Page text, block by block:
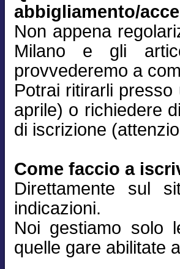
abbigliamento/
Non appena
Milano e gli
provvederemo a
Potrai ritirarli
aprile) o richiedere
di iscrizione
Come faccio a
Direttamente sul
indicazioni.
Noi gestiamo solo
quelle gare abilitate